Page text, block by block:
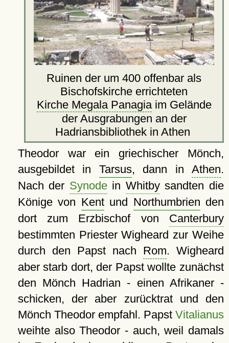
Ruinen der um 400 offenbar als
Bischofskirche errichteten
Kirche Megala Panagiaim Gelände
der Ausgrabungen an der
Hadriansbibliothek in Athen
Theodor war ein griechischer Mönch,
ausgebildet in Tarsus, dann in Athen.
Nach der Synodein Whitbysandten die
Könige von Kentund Northumbrien den
dort zum Erzbischof von Canterbury
bestimmten Priester Wigheard zur Weihe
durch den Papst nach Rom. Wigheard
aber starb dort, der Papst wollte zunächst
den Mönch Hadrian - einen Afrikaner -
schicken, der aber zurücktrat und den
Mönch Theodor empfahl. Papst Vitalianus
weihte also Theodor - auch, weil damals